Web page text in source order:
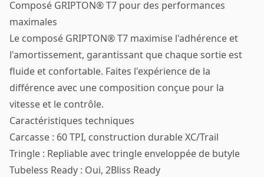
Composé GRIPTON® T7 pour des performances
maximales
Le composé GRIPTON® T7 maximise l'adhérence et
l'amortissement, garantissant que chaque sortie est
fluide et confortable. Faites l'expérience de la
différence avec une composition conçue pour la
vitesse et le contrôle.
Caractéristiques techniques
Carcasse : 60 TPI, construction durable XC/Trail
Tringle : Repliable avec tringle enveloppée de butyle
Tubeless Ready : Oui, 2Bliss Ready